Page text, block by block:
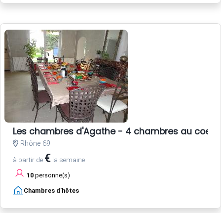
Les chambres d'Agathe - 4 chambres au
Rhône 69
à partir de € la semaine
10 personne(s)
Chambres d'hôtes